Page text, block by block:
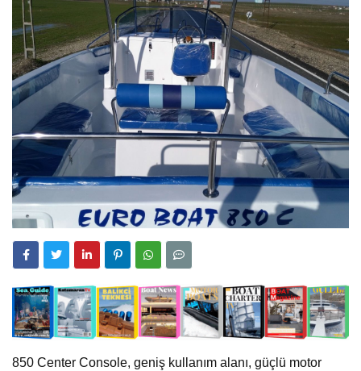
850 Center Console, geniş kullanım alanı, güçlü motor